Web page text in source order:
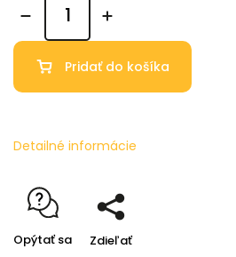
Pridať do košíka
Detailné informácie
Opýtať sa Zdieľať